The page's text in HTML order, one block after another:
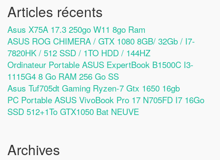
Articles récents
Asus X75A 17.3 250go W11 8go Ram
ASUS ROG CHIMERA / GTX 1080 8GB/ 32Gb / I7-
7820HK / 512 SSD / 1TO HDD / 144HZ
Ordinateur Portable ASUS ExpertBook B1500C I3-
1115G4 8 Go RAM 256 Go SS
Asus Tuf705dt Gaming Ryzen-7 Gtx 1650 16gb
PC Portable ASUS VivoBook Pro 17 N705FD I7 16Go
SSD 512+1To GTX1050 Bat NEUVE
Archives